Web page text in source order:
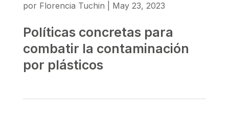
por Florencia Tuchin May 23, 2023
Políticas concretas para
combatir la contaminación
por plásticos